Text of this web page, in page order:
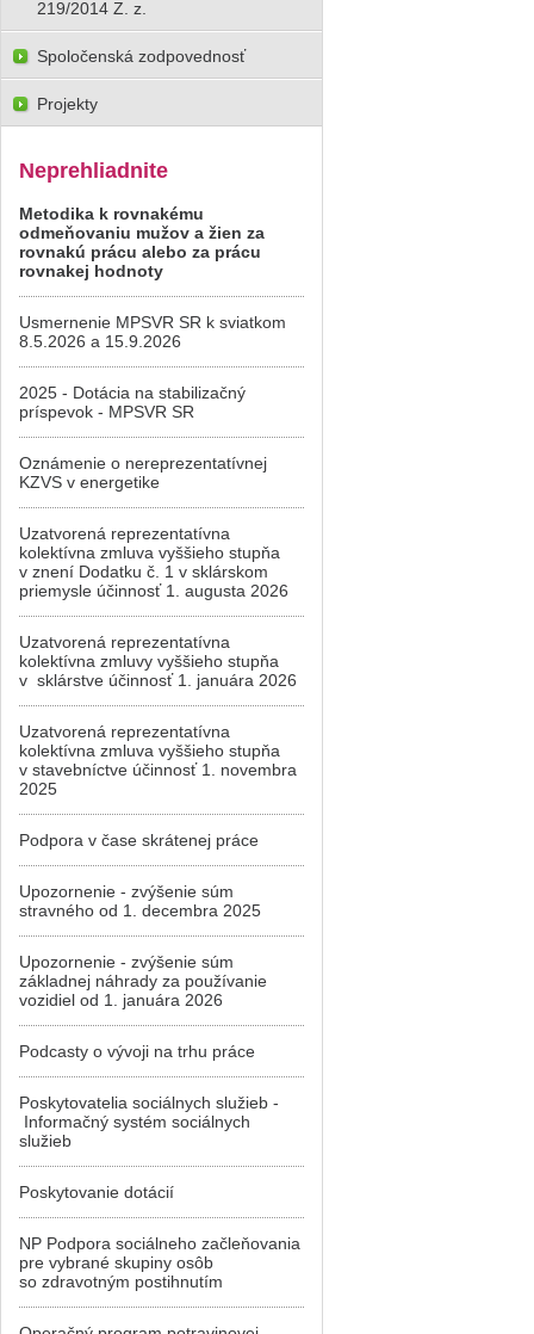
219/2014 Z. z.
Spoločenská zodpovednosť
Projekty
Neprehliadnite
Metodika k rovnakému
odmeňovaniu mužov a žien za
rovnakú prácu alebo za prácu
rovnakej hodnoty
Usmernenie MPSVR SR k sviatkom
8.5.2026 a 15.9.2026
2025 - Dotácia na stabilizačný
príspevok - MPSVR SR
Oznámenie o nereprezentatívnej
KZVS v energetike
Uzatvorená reprezentatívna
kolektívna zmluva vyššieho stupňa
v znení Dodatku č. 1 v sklárskom
priemysle účinnosť 1. augusta 2026
Uzatvorená reprezentatívna
kolektívna zmluvy vyššieho stupňa
v sklárstve účinnosť 1. januára 2026
Uzatvorená reprezentatívna
kolektívna zmluva vyššieho stupňa
v stavebníctve účinnosť 1. novembra
2025
Podpora v čase skrátenej práce
Upozornenie - zvýšenie súm
stravného od 1. decembra 2025
Upozornenie - zvýšenie súm
základnej náhrady za používanie
vozidiel od 1. januára 2026
Podcasty o vývoji na trhu práce
Poskytovatelia sociálnych služieb -
Informačný systém sociálnych
služieb
Poskytovanie dotácií
NP Podpora sociálneho začleňovania
pre vybrané skupiny osôb
so zdravotným postihnutím